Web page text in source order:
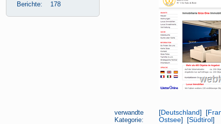
verwandte
Kategorie:
[Deutschland] [
Ostsee] [Südtirol ]
Berichte:
178